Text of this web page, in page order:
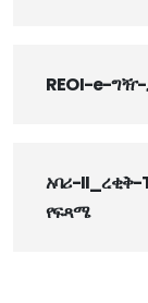
REOI-e-
አባሪ-
የፍጻሜ